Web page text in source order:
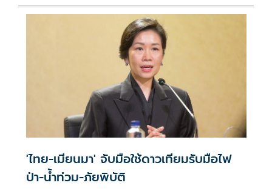
'ไทย-เมียนมา' จับมือใช้ดาวเทียมรับมือไฟ
ป่า-น้ำท่วม-ภัยพิบัติ